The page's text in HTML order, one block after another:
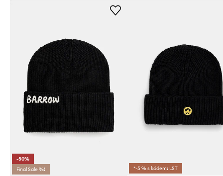
-50%
Final Sale %!
*-5 % s kódem: LST